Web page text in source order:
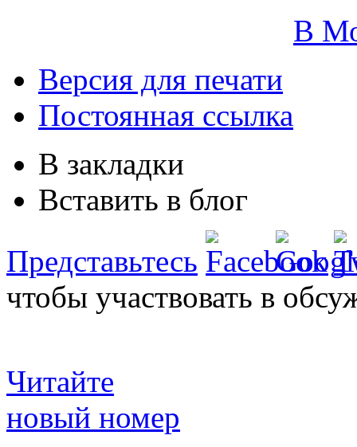
В
Версия для печати
Постоянная ссылка
В закладки
Вставить в блог
Представьтесь
чтобы участвовать в
Читайте
новый номер